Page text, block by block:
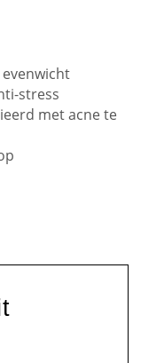
stress
met acne te